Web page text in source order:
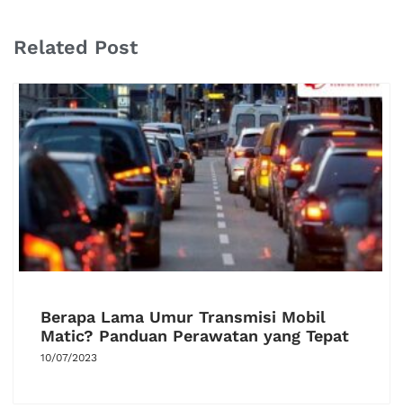
Related Post
Berapa Lama Umur Transmisi Mobil
Matic? Panduan Perawatan yang Tepat
10/07/2023